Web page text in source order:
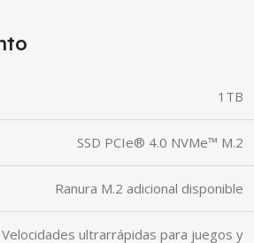
1TB
SSD PCIe® 4.0 NVMe™ M.2
Ranura M.2 adicional disponible
Velocidades ultrarrápidas para juegos y